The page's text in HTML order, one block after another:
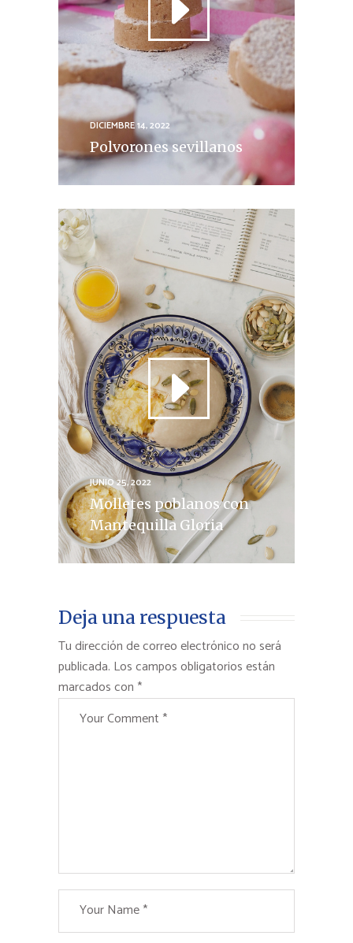
DICIEMBRE 14, 2022
Polvorones sevillanos
JUNIO 25, 2022
Molletes poblanos con
Mantequilla Gloria
Deja una respuesta
Tu dirección de correo electrónico no será
publicada. Los campos obligatorios están
marcados con *